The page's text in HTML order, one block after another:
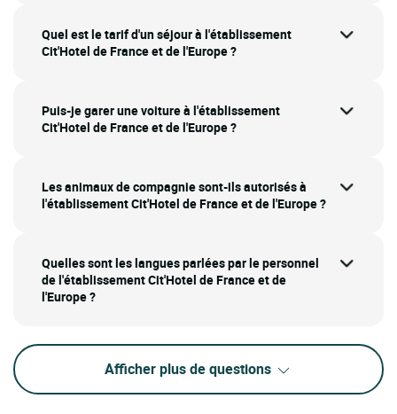
Quel est le tarif d'un séjour à l'établissement
Cit'Hotel de France et de l'Europe ?
Puis-je garer une voiture à l'établissement
Cit'Hotel de France et de l'Europe ?
Les animaux de compagnie sont-ils autorisés à
l'établissement Cit'Hotel de France et de l'Europe ?
Quelles sont les langues parlées par le personnel
de l'établissement Cit'Hotel de France et de
l'Europe ?
Afficher plus de questions